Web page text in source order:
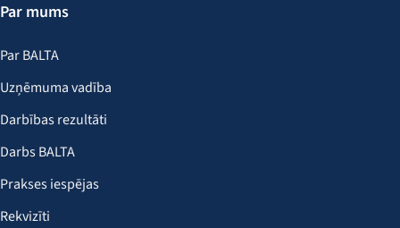
Par mums
Par BALTA
Uzņēmuma vadība
Darbības rezultāti
Darbs BALTA
Prakses iespējas
Rekvizīti